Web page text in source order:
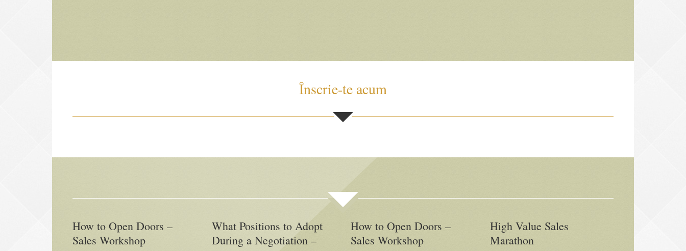
Înscrie-te acum
How to Open Doors –
Sales Workshop
What Positions to Adopt
During a Negotiation –
How to Open Doors –
Sales Workshop
High Value Sales
Marathon